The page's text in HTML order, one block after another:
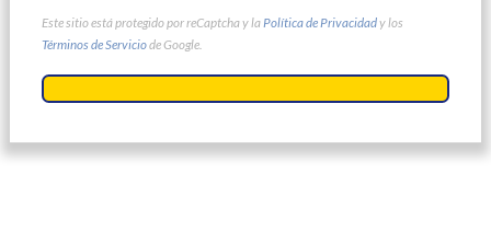
Este sitio está protegido por reCaptcha y la Política de Privacidady los
Términos de Serviciode Google.